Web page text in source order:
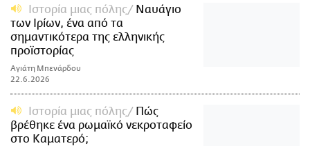
Ιστορία μιας πόλης
Ναυάγιο
των Ιρίων, ένα από τα
σημαντικότερα της ελληνικής
προϊστορίας
Αγιάτη Μπενάρδου
22.6.2026
Ιστορία μιας πόλης
Πώς
βρέθηκε ένα ρωμαϊκό νεκροταφείο
στο Καματερό;